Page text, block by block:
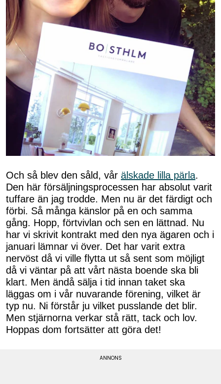
Och så blev den såld, vår älskade lilla pärla.
Den här försäljningsprocessen har absolut varit
tuffare än jag trodde. Men nu är det färdigt och
förbi. Så många känslor på en och samma
gång. Hopp, förtvivlan och sen en lättnad. Nu
har vi skrivit kontrakt med den nya ägaren och i
januari lämnar vi över. Det har varit extra
nervöst då vi ville flytta ut så sent som möjligt
då vi väntar på att vårt nästa boende ska bli
klart. Men ändå sälja i tid innan taket ska
läggas om i vår nuvarande förening, vilket är
typ nu. Ni förstår ju vilket pusslande det blir.
Men stjärnorna verkar stå rätt, tack och lov.
Hoppas dom fortsätter att göra det!